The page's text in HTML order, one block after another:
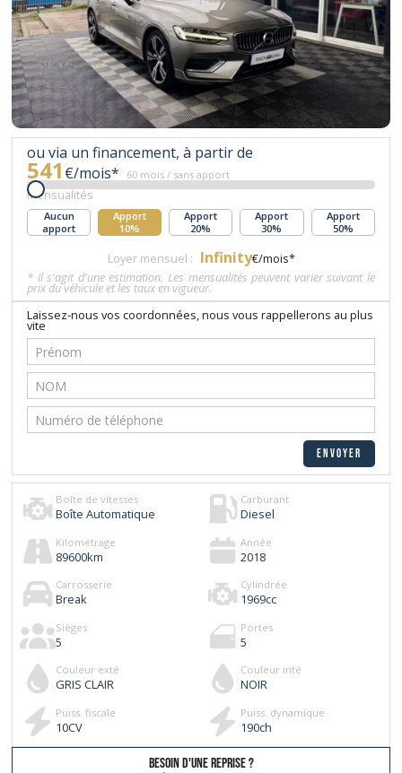
ou via un financement, à partir de
541 €/mois* 60 mois / sans apport
Mensualités
Aucun
apport
Apport
10%
Apport
20%
Apport
30%
Apport
50%
Loyer mensuel : Infinity€/mois*
* Il s'agit d'une estimation. Les mensualités peuvent varier suivant le
prix du véhicule et les taux en vigueur.
Laissez-nous vos coordonnées, nous vous rappellerons au plus
vite
Boîte de vitesses
Boîte Automatique
Carburant
Diesel
Kilométrage
89600km
Année
2018
Carrosserie
Break
Cylindrée
1969cc
Sièges
5
Portes
5
Couleur exté
GRIS CLAIR
Couleur inté
NOIR
Puiss. fiscale
10CV
Puiss. dynamique
190ch
besoin d'une reprise ?